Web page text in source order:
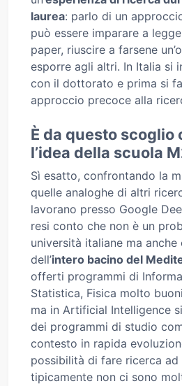
laurea: parlo di un
può essere imparare a
paper, riuscire a farsene
esporre agli altri. In Italia si
con il dottorato e prima si
approccio precoce alla
È da questo scoglio
l’idea della scuola
Sì esatto, confrontando la
quelle analoghe di altri
lavorano presso Google
resi conto che non è un
università italiane ma anche
dell’intero bacino del
offerti programmi di
Statistica, Fisica molto
ma in Artificial Intelligence
dei programmi di studio
contesto in rapida
possibilità di fare ricerca
tipicamente non ci sono